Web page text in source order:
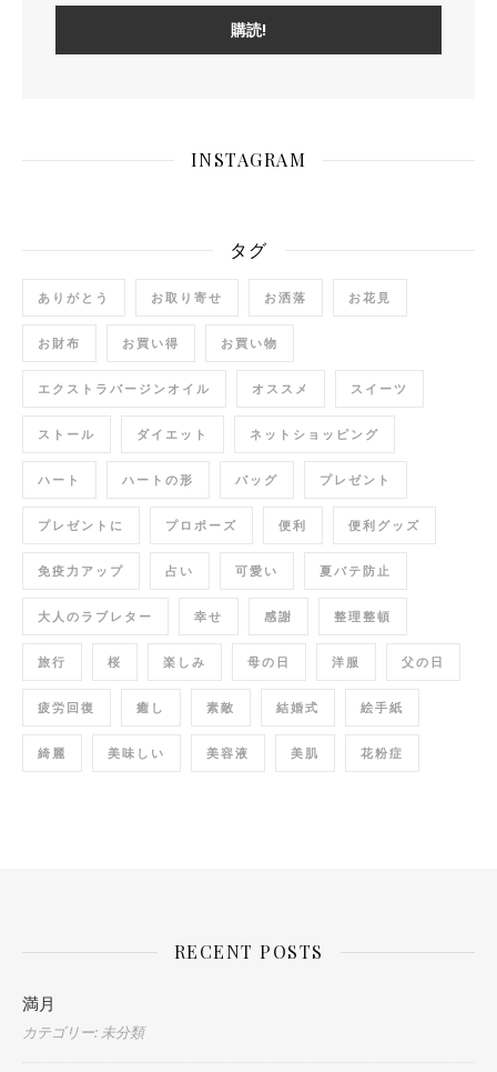
INSTAGRAM
タグ
ありがとう お取り寄せ お洒落 お花見
お財布 お買い得 お買い物
エクストラバージンオイル オススメ スイーツ
ストール ダイエット ネットショッピング
ハート ハートの形 バッグ プレゼント
プレゼントに プロポーズ 便利 便利グッズ
免疫力アップ 占い 可愛い 夏バテ防止
大人のラブレター 幸せ 感謝 整理整頓
旅行 桜 楽しみ 母の日 洋服 父の日
疲労回復 癒し 素敵 結婚式 絵手紙
綺麗 美味しい 美容液 美肌 花粉症
RECENT POSTS
満月
カテゴリー: 未分類